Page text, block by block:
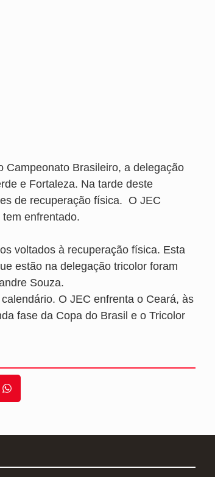
Campeonato Brasileiro, a delegação
e Fortaleza. Na tarde deste
de recuperação física. O JEC
enfrentado.
voltados à recuperação física. Esta
estão na delegação tricolor foram
Souza.
O JEC enfrenta o Ceará, às
fase da Copa do Brasil e o Tricolor